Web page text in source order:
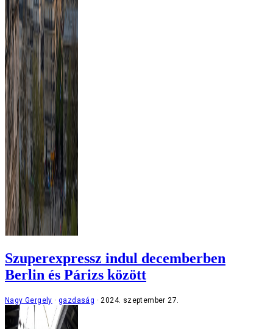
Szuperexpressz indul decemberben
Berlin és Párizs között
Nagy Gergely gazdaság 2024. szeptember 27.